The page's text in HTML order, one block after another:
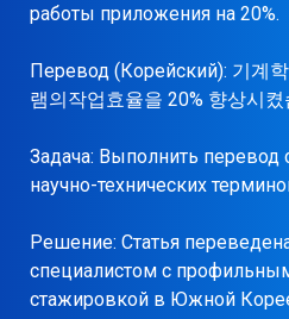
работы приложения на 20%.
Перевод (Корейский): 기계
램의작업효율을 20% 향상시켰
Задача: Выполнить перевод
научно-технических
Решение: Статья
специалистом с
стажировкой в Южной